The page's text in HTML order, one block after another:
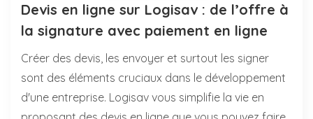
Devis en ligne sur Logisav : de l’offre à
la signature avec paiement en ligne
Créer des devis, les envoyer et surtout les signer
sont des éléments cruciaux dans le développement
d'une entreprise. Logisav vous simplifie la vie en